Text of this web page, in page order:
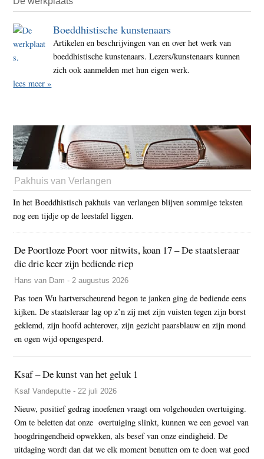
Boeddhistische kunstenaars
Artikelen en beschrijvingen van en over het werk van
boeddhistische kunstenaars. Lezers/kunstenaars kunnen
zich ook aanmelden met hun eigen werk.
lees meer »
Pakhuis van Verlangen
In het Boeddhistisch pakhuis van verlangen blijven sommige teksten
nog een tijdje op de leestafel liggen.
De Poortloze Poort voor nitwits, koan 17 – De staatsleraar
die drie keer zijn bediende riep
Hans van Dam - 2 augustus 2026
Pas toen Wu hartverscheurend begon te janken ging de bediende eens
kijken. De staatsleraar lag op z’n zij met zijn vuisten tegen zijn borst
geklemd, zijn hoofd achterover, zijn gezicht paarsblauw en zijn mond
en ogen wijd opengesperd.
Ksaf – De kunst van het geluk 1
Ksaf Vandeputte - 22 juli 2026
Nieuw, positief gedrag inoefenen vraagt om volgehouden overtuiging.
Om te beletten dat onze overtuiging slinkt, kunnen we een gevoel van
hoogdringendheid opwekken, als besef van onze eindigheid. De
uitdaging wordt dan dat we elk moment benutten om te doen wat goed